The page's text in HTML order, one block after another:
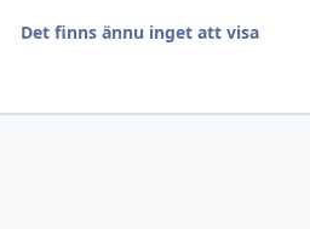
Det finns ännu inget att visa